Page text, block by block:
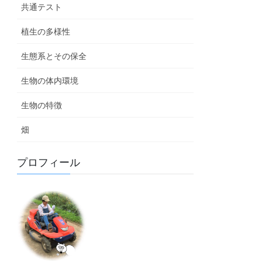
共通テスト
植生の多様性
生態系とその保全
生物の体内環境
生物の特徴
畑
プロフィール